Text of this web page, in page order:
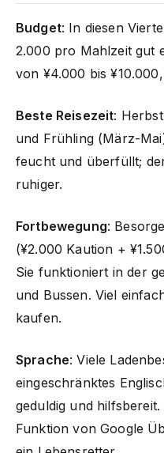
Budget: In diesen
2.000 pro Mahlzeit gut
von ¥4.000 bis
Beste Reisezeit:
und Frühling (März-
feucht und überfüllt;
ruhiger.
Fortbewegung:
(¥2.000 Kaution +
Sie funktioniert in der
und Bussen. Viel
kaufen.
Sprache: Viele
eingeschränktes
geduldig und
Funktion von Google